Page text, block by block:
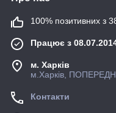
100% позитивних з 38
Працює з
м. Харків
м.Харків,
Контакти